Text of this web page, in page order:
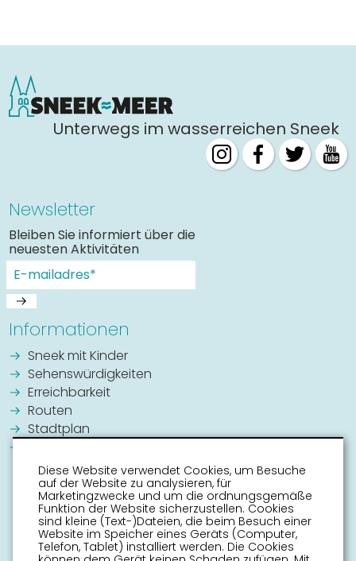
Unterwegs im wasserreichen Sneek
Newsletter
Bleiben Sie informiert über die
neuesten Aktivitäten
Informationen
Sneek mit Kinder
Sehenswürdigkeiten
Erreichbarkeit
Routen
Stadtplan
Diese Website verwendet Cookies, um Besuche
auf der Website zu analysieren, für
Marketingzwecke und um die ordnungsgemäße
Funktion der Website sicherzustellen. Cookies
sind kleine (Text-)Dateien, die beim Besuch einer
Website im Speicher eines Geräts (Computer,
Telefon, Tablet) installiert werden. Die Cookies